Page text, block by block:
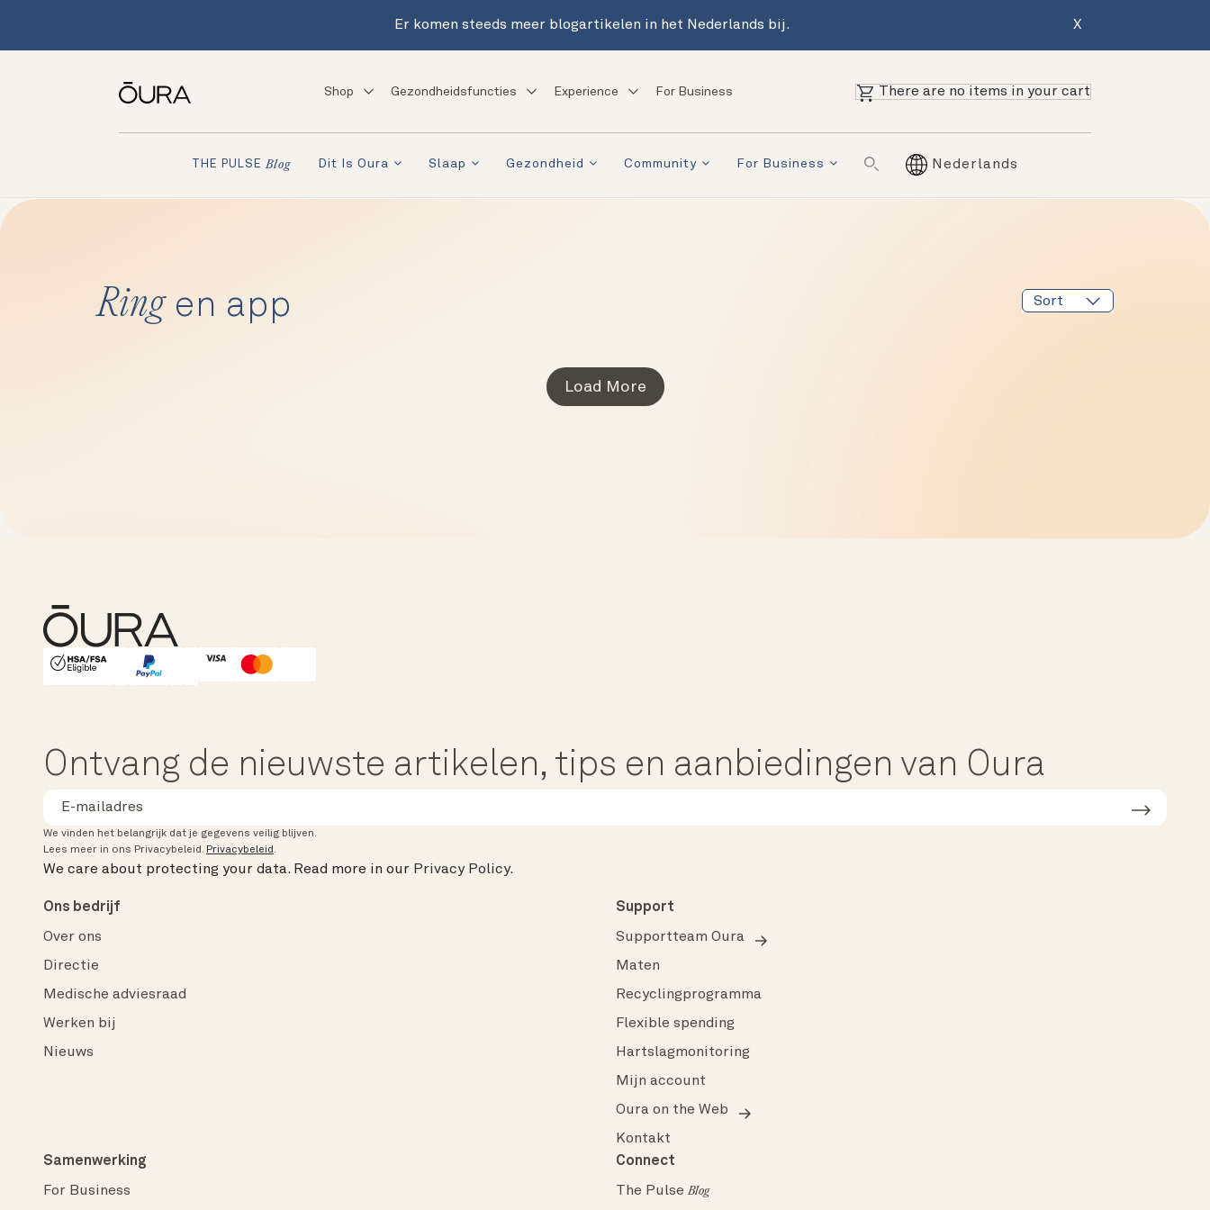
Er komen steeds meer blogartikelen in het Nederlands bij. X
Shop Gezondheidsfuncties Experience For Business There are no items in your cart
THE PULSE Blog Dit Is Oura Slaap Gezondheid Community For Business Nederlands
Ringen app
Load More
HSA/FSA Eligible
Affirm
Ontvang de nieuwste artikelen, tips en aanbiedingen van Oura
We vinden het belangrijk dat je gegevens veilig blijven.
Lees meer in ons Privacybeleid. Privacybeleid .
We care about protecting your data. Read more in our Privacy Policy.
Ons bedrijf
Over ons
Directie
Medische adviesraad
Werken bij
Nieuws
Support
Supportteam Oura
Maten
Recyclingprogramma
Flexible spending
Hartslagmonitoring
Mijn account
Oura on the Web
Kontakt
Samenwerking
For Business
Connect
The PulseBlog